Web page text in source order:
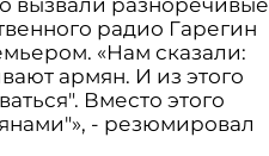
вызвали разноречивые
радио Гарегин
«Нам сказали:
армян. И из этого
Вместо этого
- резюмировал